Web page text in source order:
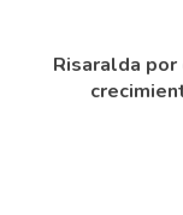
Risaralda